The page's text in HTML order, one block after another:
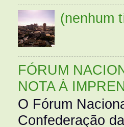
(nenhum
FÓRUM
NOTA À
O Fórum
Confederação